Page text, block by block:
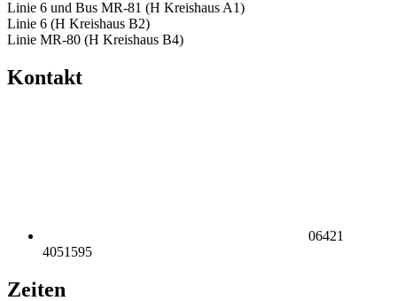
Linie 6 und Bus MR-81 (H Kreishaus A1)
Linie 6 (H Kreishaus B2)
Linie MR-80 (H Kreishaus B4)
Kontakt
06421
4051595
Zeiten